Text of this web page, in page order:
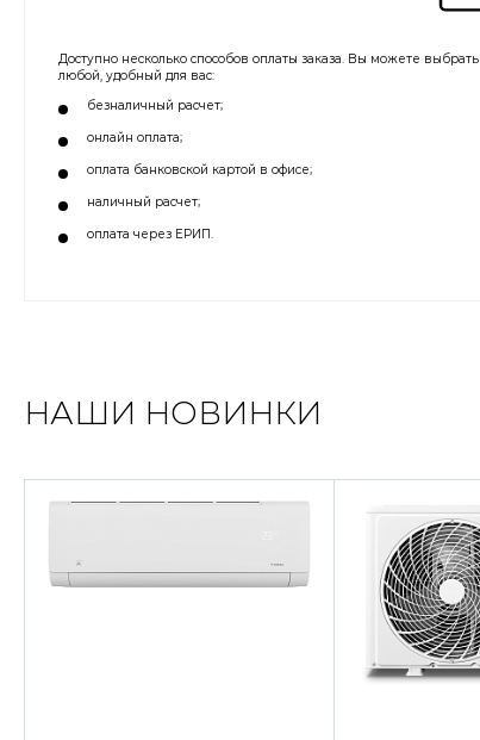
Доступно несколько способов оплаты заказа. Вы можете выбрать
любой, удобный для вас:
безналичный расчет;
онлайн оплата;
оплата банковской картой в офисе;
наличный расчет;
оплата через ЕРИП.
НАШИ НОВИНКИ